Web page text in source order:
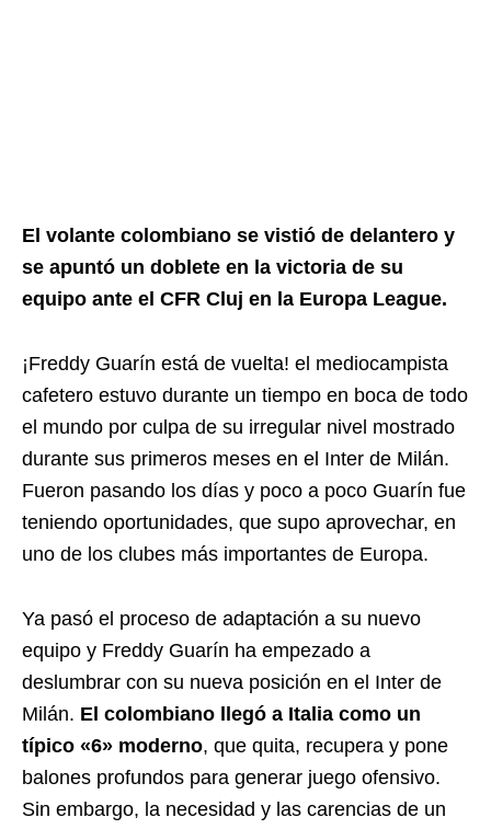
El volante colombiano se vistió de delantero y
se apuntó un doblete en la victoria de su
equipo ante el CFR Cluj en la Europa League.
¡Freddy Guarín está de vuelta! el mediocampista
cafetero estuvo durante un tiempo en boca de todo
el mundo por culpa de su irregular nivel mostrado
durante sus primeros meses en el Inter de Milán.
Fueron pasando los días y poco a poco Guarín fue
teniendo oportunidades, que supo aprovechar, en
uno de los clubes más importantes de Europa.
Ya pasó el proceso de adaptación a su nuevo
equipo y Freddy Guarín ha empezado a
deslumbrar con su nueva posición en el Inter de
Milán. El colombiano llegó a Italia como un
típico «6» moderno, que quita, recupera y pone
balones profundos para generar juego ofensivo.
Sin embargo, la necesidad y las carencias de un